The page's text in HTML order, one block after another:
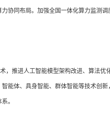
协同布局。加强全国一体化算力监测
，推进人工智能模型架构改进、算法
能体、具身智能、群体智能等技术创
。